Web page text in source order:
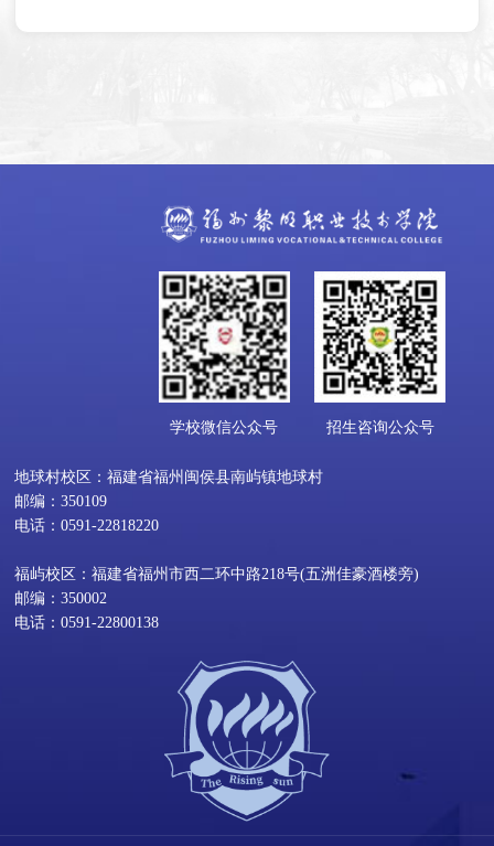
学校微信公众号 招生咨询公众号
地球村校区：福建省福州闽侯县南屿镇地球村
邮编：350109
电话：0591-22818220
福屿校区：福建省福州市西二环中路218号(五洲佳豪酒楼旁)
邮编：350002
电话：0591-22800138